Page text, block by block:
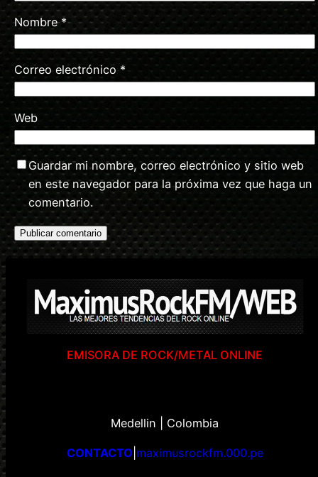
Nombre*
Correo electrónico*
Web
Guardar mi nombre, correo electrónico y sitio web
en este navegador para la próxima vez que haga un
comentario.
EMISORA DE ROCK/METAL ONLINE
Medellin | Colombia
CONTACTO maximusrockfm.000.pe